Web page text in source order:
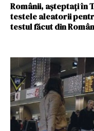
Românii, aşteptaţi în
testele aleatorii
testul făcut din